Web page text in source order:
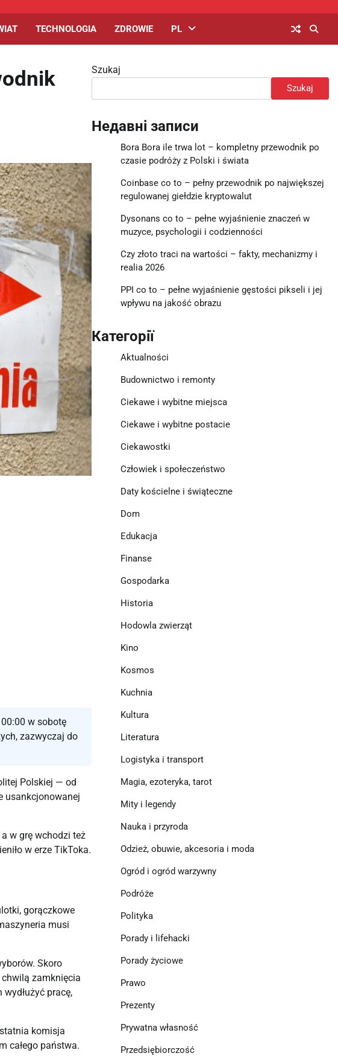
TECHNOLOGIA ZDROWIE PL
w sobotę
zazwyczaj do
Polskiej — od
usankcjonowanej
w grę wchodzi też
w erze TikToka.
gorączkowe
musi
Skoro
chwilą zamknięcia
pracę,
komisja
całego państwa.
Szukaj
Szukaj
Недавні записи
Bora Bora ile trwa lot – kompletny przewodnik po
czasie podróży z Polski i świata
Coinbase co to – pełny przewodnik po największej
regulowanej giełdzie kryptowalut
Dysonans co to – pełne wyjaśnienie znaczeń w
muzyce, psychologii i codzienności
Czy złoto traci na wartości – fakty, mechanizmy i
realia 2026
PPI co to – pełne wyjaśnienie gęstości pikseli i jej
wpływu na jakość obrazu
Категорії
Aktualności
Budownictwo i remonty
Ciekawe i wybitne miejsca
Ciekawe i wybitne postacie
Ciekawostki
Człowiek i społeczeństwo
Daty kościelne i świąteczne
Dom
Edukacja
Finanse
Gospodarka
Historia
Hodowla zwierząt
Kino
Kosmos
Kuchnia
Kultura
Literatura
Logistyka i transport
Magia, ezoteryka, tarot
Mity i legendy
Nauka i przyroda
Odzież, obuwie, akcesoria i moda
Ogród i ogród warzywny
Podróże
Polityka
Porady i lifehacki
Porady życiowe
Prawo
Prezenty
Prywatna własność
Przedsiębiorczość